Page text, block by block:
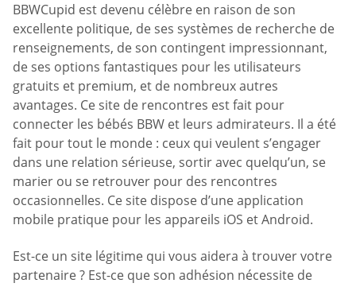
BBWCupid est devenu célèbre en raison de son
excellente politique, de ses systèmes de recherche de
renseignements, de son contingent impressionnant,
de ses options fantastiques pour les utilisateurs
gratuits et premium, et de nombreux autres
avantages. Ce site de rencontres est fait pour
connecter les bébés BBW et leurs admirateurs. Il a été
fait pour tout le monde : ceux qui veulent s’engager
dans une relation sérieuse, sortir avec quelqu’un, se
marier ou se retrouver pour des rencontres
occasionnelles. Ce site dispose d’une application
mobile pratique pour les appareils iOS et Android.
Est-ce un site légitime qui vous aidera à trouver votre
partenaire ? Est-ce que son adhésion nécessite de